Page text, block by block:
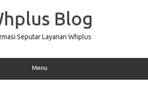
Blog
Seputar Layanan Whplus
Menu